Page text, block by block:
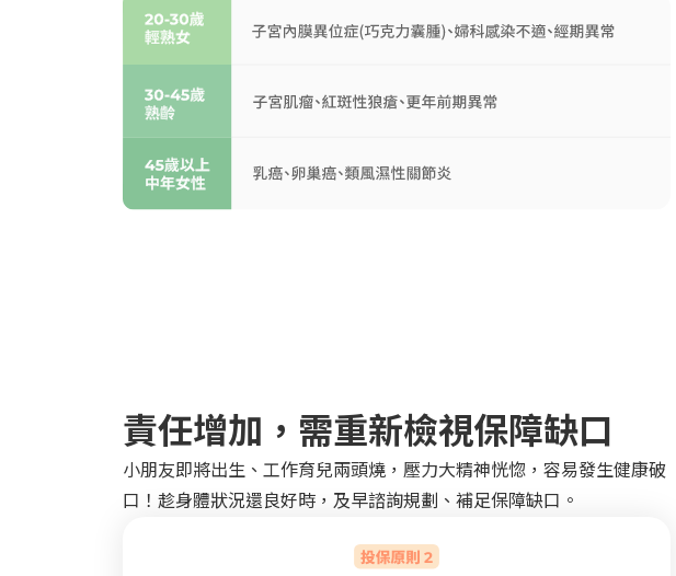
責任增加，需重新檢視保障缺口
小朋友即將出生、工作育兒兩頭燒，壓力大精神恍惚，容易發生健康破
口！趁身體狀況還良好時，及早諮詢規劃、補足保障缺口。